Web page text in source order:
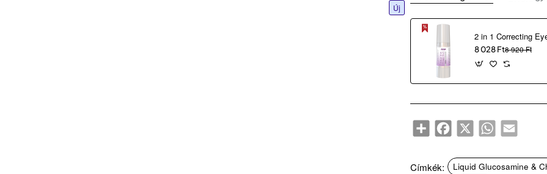
Új
8 028 Ft8 920 Ft
ShareFacebook
X WhatsAppEmail
Címkék:
Liquid Glucosamine &